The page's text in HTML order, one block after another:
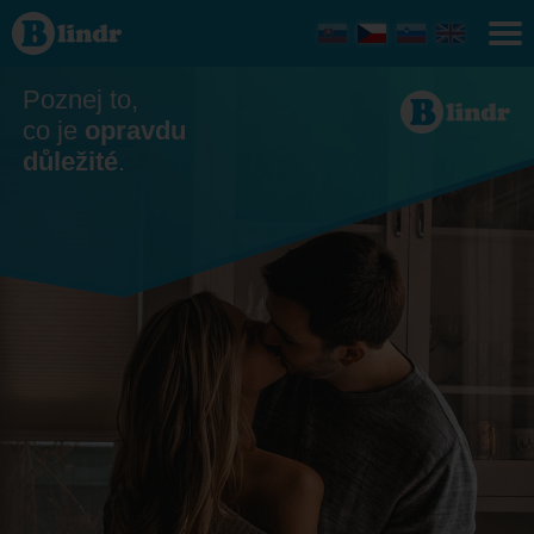
Seznamka - On
hledá ji
Královéhradecký
Poznej to,
co je opravdu
důležité.